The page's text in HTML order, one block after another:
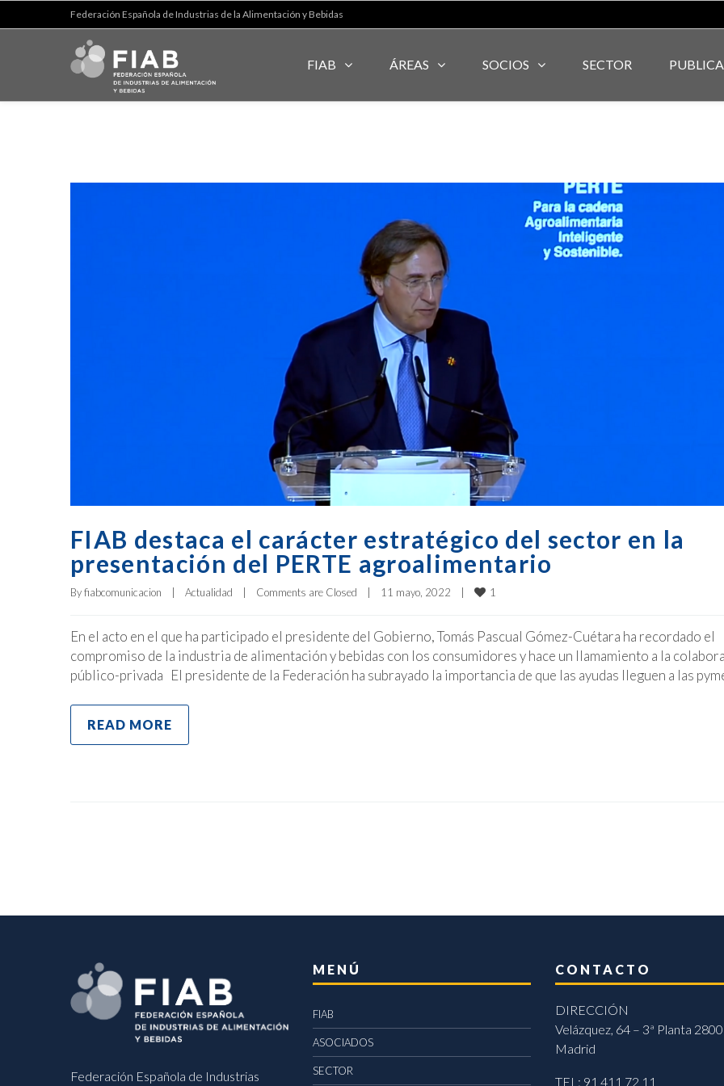
Federación Española de Industrias de la Alimentación y Bebidas
FIAB ÁREAS SOCIOS SECTOR
FIAB destaca el carácter estratégico del sector en la
presentación del PERTE agroalimentario
By fiabcomunicacion Actualidad Comments are Closed 11 mayo, 2022 1
En el acto en el que ha participado el presidente del Gobierno, Tomás Pascual Gómez-Cuétara ha recordado el
compromiso de la industria de alimentación y bebidas con los consumidores y hace un llamamiento a la
público-privada El presidente de la Federación ha subrayado la importancia de que las ayudas lleguen a las
READ MORE
Federación Española de Industrias
MENÚ
FIAB
ASOCIADOS
SECTOR
CONTACTO
DIRECCIÓN
Velázquez, 64 – 3ª Planta
Madrid
TEL: 91 411 72 11